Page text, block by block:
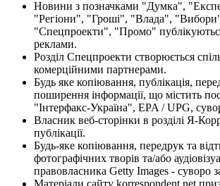
Новини з позначками "Думка",
"Регіони", "Гроші", "Влада",
"Спецпроекти", "Промо"
реклами.
Розділ Спецпроекти створюється
комерційними партнерами.
Будь яке копіювання, публікація,
поширення інформації, що містить
"Інтерфакс-Україна", EPA / UPG,
Власник веб-сторінки в розділі Я-
публікації.
Будь-яке копіювання, передрук та
фотографічних творів та/або
правовласника Getty Images - суворо
Матеріали сайту korrespondent.net